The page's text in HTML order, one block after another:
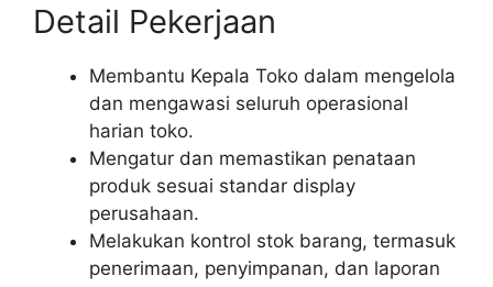
Detail Pekerjaan
Membantu Kepala Toko dalam mengelola
dan mengawasi seluruh operasional
harian toko.
Mengatur dan memastikan penataan
produk sesuai standar display
perusahaan.
Melakukan kontrol stok barang, termasuk
penerimaan, penyimpanan, dan laporan